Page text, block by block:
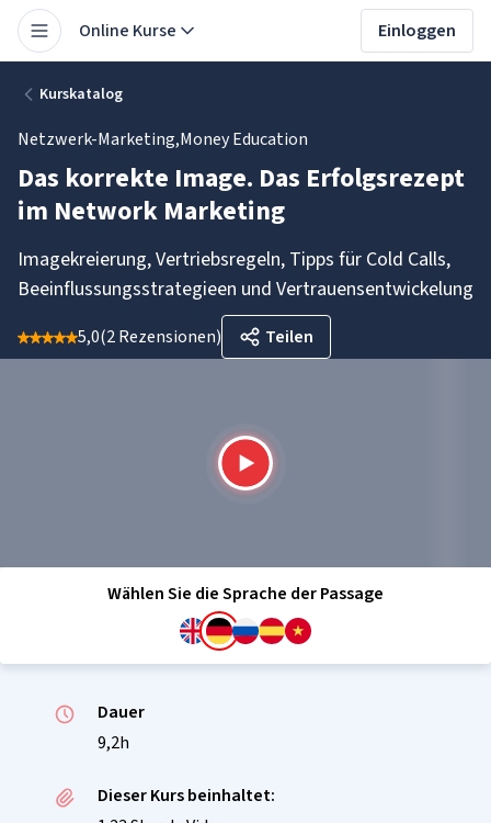
Online Kurse Einloggen
Kurskatalog
Netzwerk-Marketing,Money Education
Das korrekte Image. Das Erfolgsrezept
im Network Marketing
Imagekreierung, Vertriebsregeln, Tipps für Cold Calls,
Beeinflussungsstrategieen und Vertrauensentwickelung
5,0(2 Rezensionen) Teilen
Wählen Sie die Sprache der Passage
Dauer
9,2h
Dieser Kurs beinhaltet: